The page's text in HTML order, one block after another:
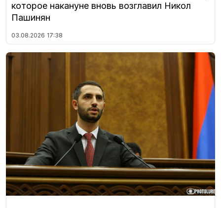
которое накануне вновь возглавил Никол
Пашинян
03.08.2026 17:38